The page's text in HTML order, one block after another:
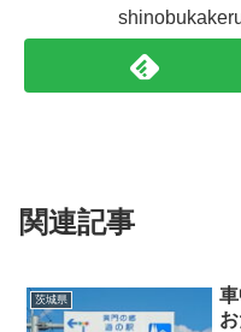
関連記事
茨城県
お